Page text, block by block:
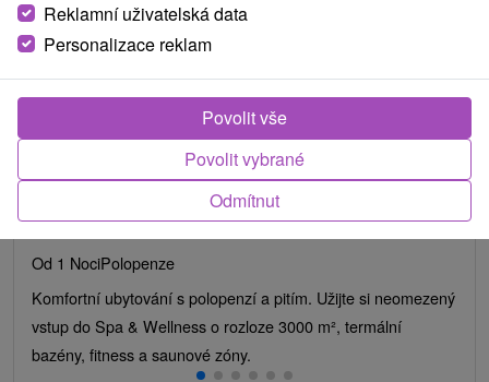
od2 738,74Kč
Ubytování s polopenzí a vstupem do Wellness a
Spa: Klienty jeden z nejlépe hodnocených hotelů
Wellness & Spa Hotel Kaskady★★★★Sliač - Sielnica
Od 1 NociPolopenze
Komfortní ubytování s polopenzí a pitím. Užijte si neomezený
vstup do Spa & Wellness o rozloze 3000 m², termální
bazény, fitness a saunové zóny.
Reklamní uživatelská data
Personalizace reklam
Odmítnut
Povolit vybrané
Povolit vše